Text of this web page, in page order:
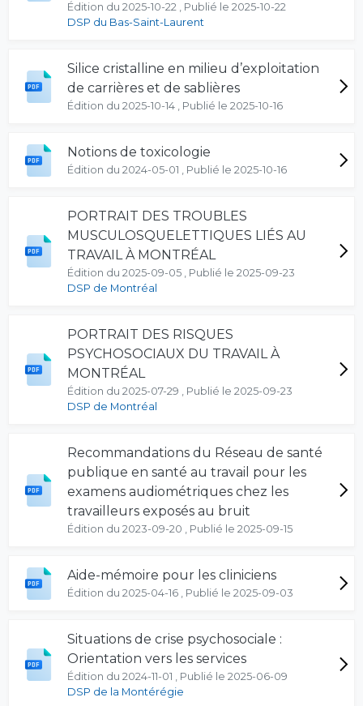
Édition du 2025-10-22 , Publié le 2025-10-22
DSP du Bas-Saint-Laurent
Silice cristalline en milieu d’exploitation
de carrières et de sablières
Édition du 2025-10-14 , Publié le 2025-10-16
Notions de toxicologie
Édition du 2024-05-01 , Publié le 2025-10-16
PORTRAIT DES TROUBLES
MUSCULOSQUELETTIQUES LIÉS AU
TRAVAIL À MONTRÉAL
Édition du 2025-09-05 , Publié le 2025-09-23
DSP de Montréal
PORTRAIT DES RISQUES
PSYCHOSOCIAUX DU TRAVAIL À
MONTRÉAL
Édition du 2025-07-29 , Publié le 2025-09-23
DSP de Montréal
Recommandations du Réseau de santé
publique en santé au travail pour les
examens audiométriques chez les
travailleurs exposés au bruit
Édition du 2023-09-20 , Publié le 2025-09-15
Aide-mémoire pour les cliniciens
Édition du 2025-04-16 , Publié le 2025-09-03
Situations de crise psychosociale :
Orientation vers les services
Édition du 2024-11-01 , Publié le 2025-06-09
DSP de la Montérégie